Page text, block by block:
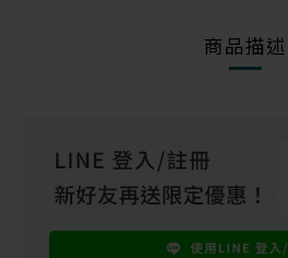
商品描述